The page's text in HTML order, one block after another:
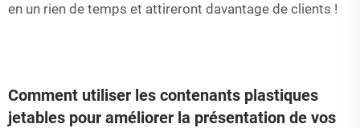
en un rien de temps et attireront davantage de clients !
Comment utiliser les contenants plastiques
jetables pour améliorer la présentation de vos